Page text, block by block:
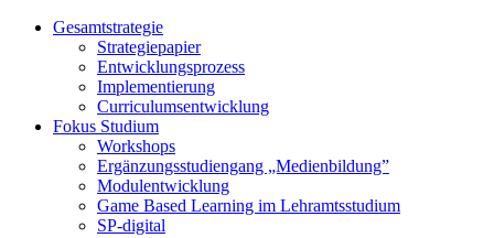
Gesamtstrategie
Strategiepapier
Entwicklungsprozess
Implementierung
Curriculumsentwicklung
Fokus Studium
Workshops
Ergänzungsstudiengang „Medienbildung”
Modulentwicklung
Game Based Learning im Lehramtsstudium
SP-digital